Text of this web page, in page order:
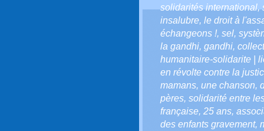
solidarités international,
insalubre, le droit à
échangeons !, sel,
la gandhi, gandhi,
humanitaire-solidarite |
en révolte contre la
mamans, une chanson,
pères, solidarité entre
française, 25 ans,
des enfants gravement,